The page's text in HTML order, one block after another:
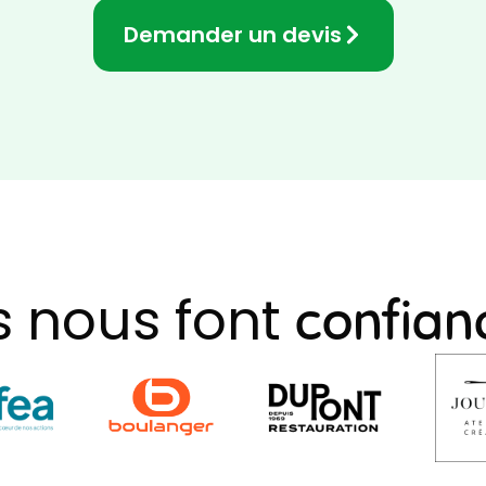
Demander un devis
nous font